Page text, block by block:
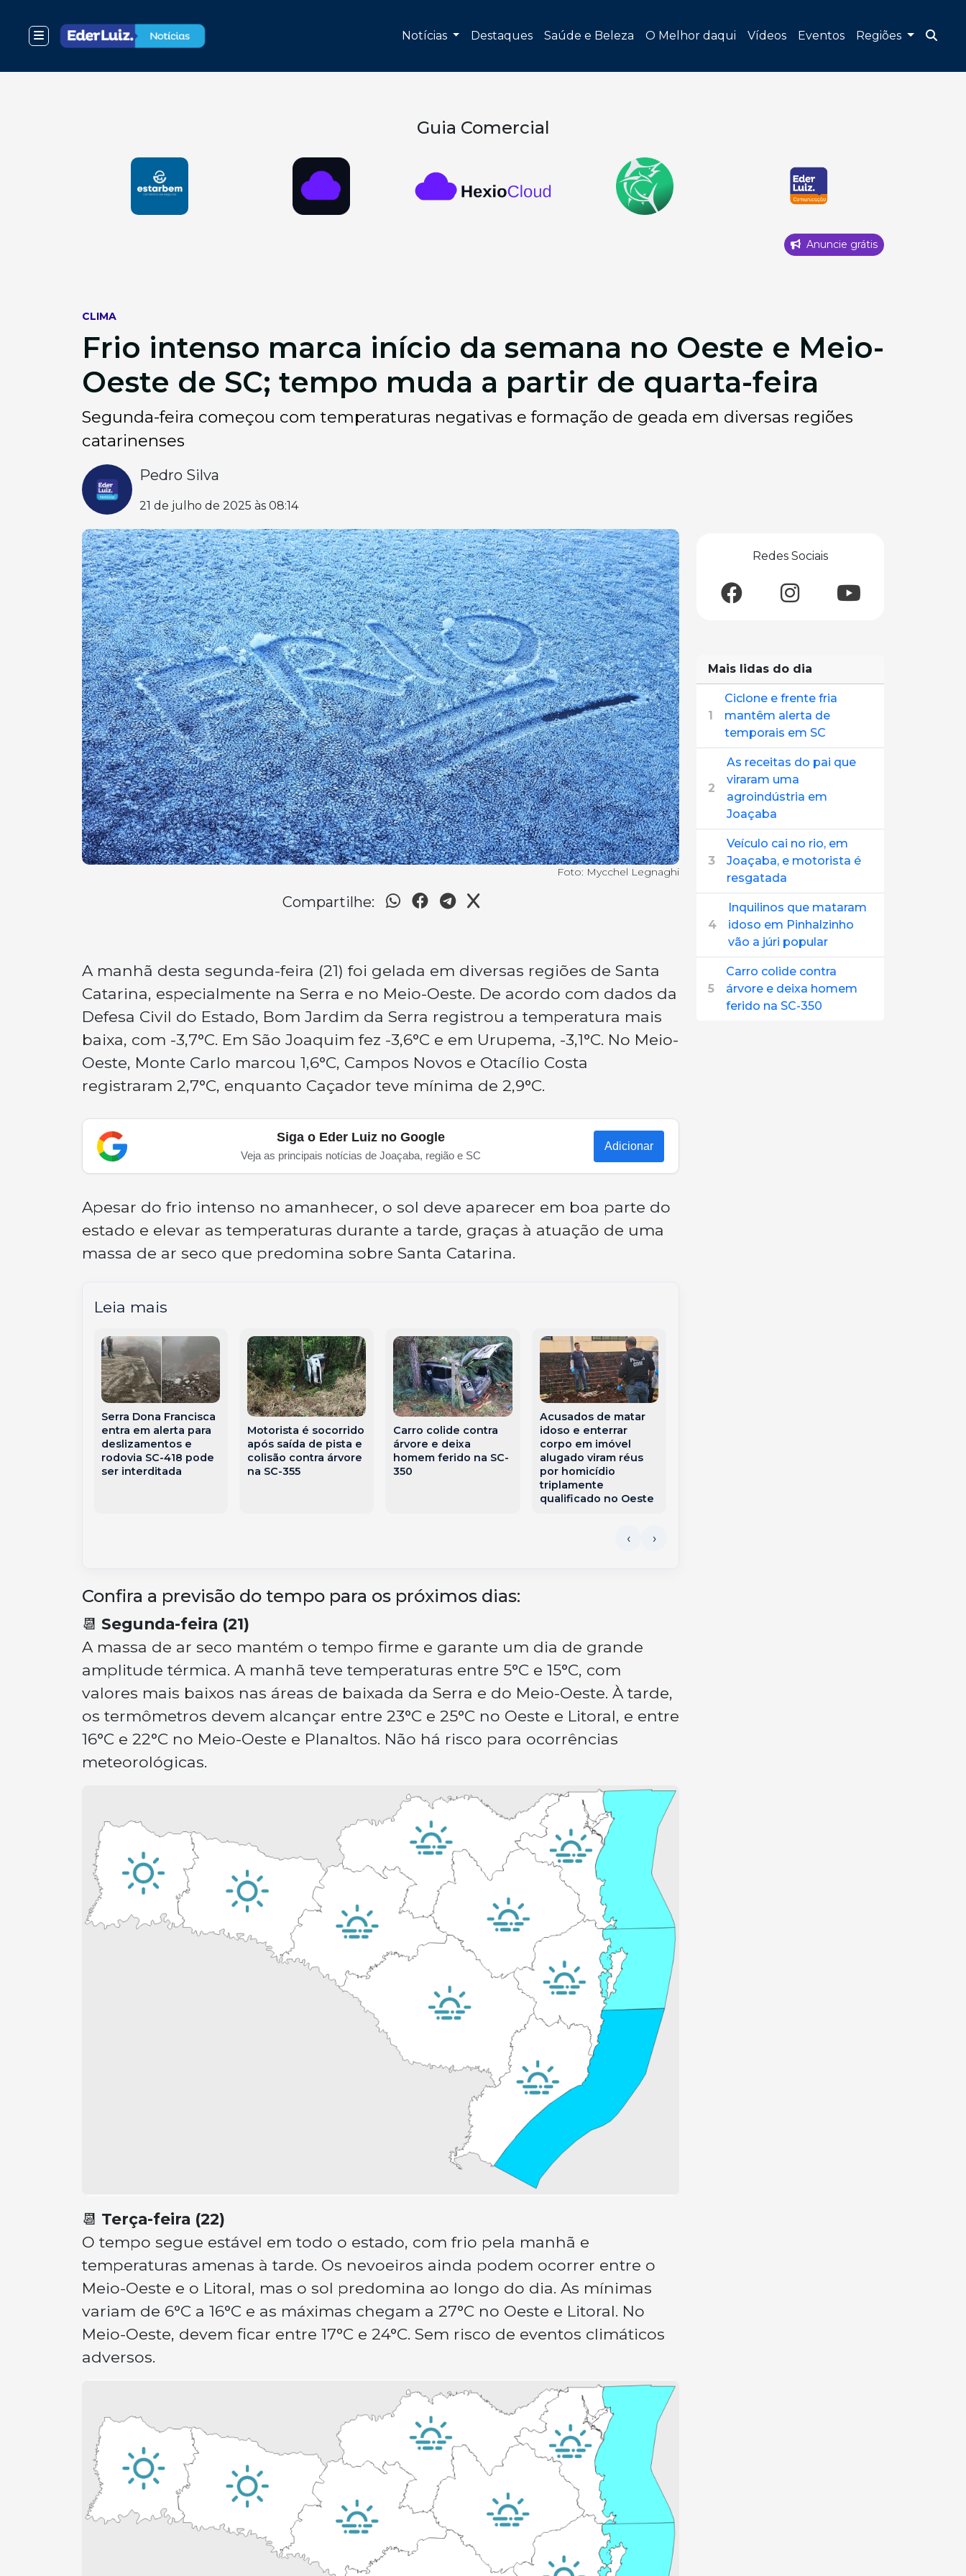
Notícias Destaques Saúde e Beleza O Melhor daqui Vídeos Eventos Regiões
Guia Comercial
Anuncie grátis
CLIMA
Frio intenso marca início da semana no Oeste e Meio-
Oeste de SC; tempo muda a partir de quarta-feira
Segunda-feira começou com temperaturas negativas e formação de geada em diversas regiões
catarinenses
Pedro Silva
21 de julho de 2025 às 08:14
Foto: Mycchel Legnaghi
Compartilhe:
A manhã desta segunda-feira (21) foi gelada em diversas regiões de Santa
Catarina, especialmente na Serra e no Meio-Oeste. De acordo com dados da
Defesa Civil do Estado, Bom Jardim da Serra registrou a temperatura mais
baixa, com -3,7°C. Em São Joaquim fez -3,6°C e em Urupema, -3,1°C. No Meio-
Oeste, Monte Carlo marcou 1,6°C, Campos Novos e Otacílio Costa
registraram 2,7°C, enquanto Caçador teve mínima de 2,9°C.
Siga o Eder Luiz no Google
Veja as principais notícias de Joaçaba, região e SC
Adicionar
Apesar do frio intenso no amanhecer, o sol deve aparecer em boa parte do
estado e elevar as temperaturas durante a tarde, graças à atuação de uma
massa de ar seco que predomina sobre Santa Catarina.
Leia mais
Serra Dona Francisca
entra em alerta para
deslizamentos e
rodovia SC-418 pode
ser interditada
Motorista é socorrido
após saída de pista e
colisão contra árvore
na SC-355
Carro colide contra
árvore e deixa
homem ferido na SC-
350
Acusados de matar
idoso e enterrar
corpo em imóvel
alugado viram réus
por homicídio
triplamente
qualificado no Oeste
Confira a previsão do tempo para os próximos dias:
📆 Segunda-feira (21)
A massa de ar seco mantém o tempo firme e garante um dia de grande
amplitude térmica. A manhã teve temperaturas entre 5°C e 15°C, com
valores mais baixos nas áreas de baixada da Serra e do Meio-Oeste. À tarde,
os termômetros devem alcançar entre 23°C e 25°C no Oeste e Litoral, e entre
16°C e 22°C no Meio-Oeste e Planaltos. Não há risco para ocorrências
meteorológicas.
📆 Terça-feira (22)
O tempo segue estável em todo o estado, com frio pela manhã e
temperaturas amenas à tarde. Os nevoeiros ainda podem ocorrer entre o
Meio-Oeste e o Litoral, mas o sol predomina ao longo do dia. As mínimas
variam de 6°C a 16°C e as máximas chegam a 27°C no Oeste e Litoral. No
Meio-Oeste, devem ficar entre 17°C e 24°C. Sem risco de eventos climáticos
adversos.
Redes Sociais
Mais lidas do dia
1
Ciclone e frente fria
mantêm alerta de
temporais em SC
2
As receitas do pai que
viraram uma
agroindústria em
Joaçaba
3
Veículo cai no rio, em
Joaçaba, e motorista é
resgatada
4
Inquilinos que mataram
idoso em Pinhalzinho
vão a júri popular
5
Carro colide contra
árvore e deixa homem
ferido na SC-350